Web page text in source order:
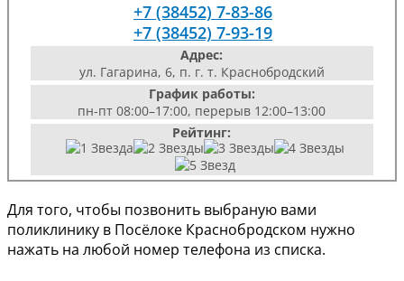
+7 (38452) 7-83-86
+7 (38452) 7-93-19
Адрес:
ул. Гагарина, 6, п. г. т. Краснобродский
График работы:
пн-пт 08:00–17:00, перерыв 12:00–13:00
Рейтинг:
Для того, чтобы позвонить выбраную вами
поликлинику в Посёлоке Краснобродском нужно
нажать на любой номер телефона из списка.